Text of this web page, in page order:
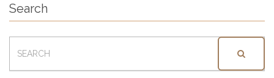
Search
FOR: